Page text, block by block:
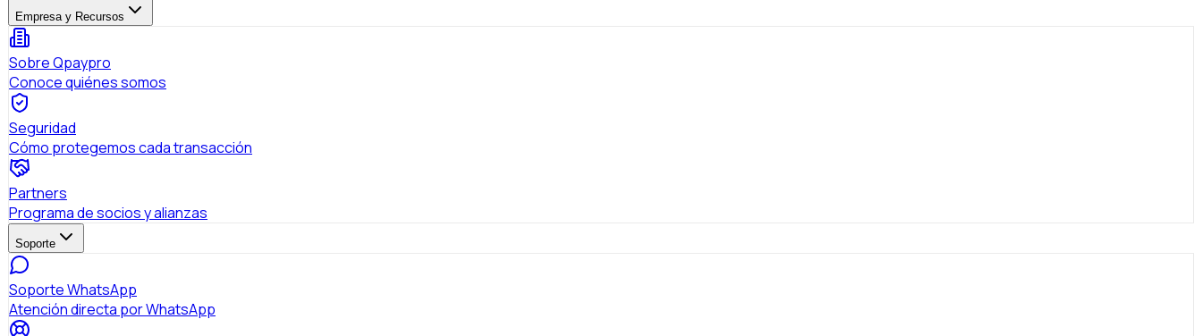
Empresa y Recursos
Sobre Qpaypro
Conoce quiénes somos
Seguridad
Cómo protegemos cada transacción
Partners
Programa de socios y alianzas
Soporte
Soporte WhatsApp
Atención directa por WhatsApp